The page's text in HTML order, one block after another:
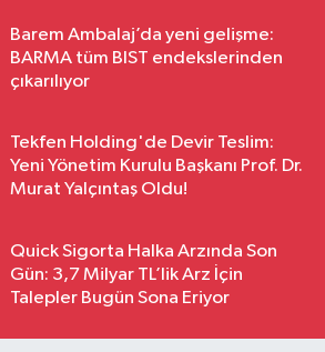
Barem Ambalaj’da yeni gelişme:
BARMA tüm BIST endekslerinden
çıkarılıyor
Tekfen Holding'de Devir Teslim:
Yeni Yönetim Kurulu Başkanı Prof. Dr.
Murat Yalçıntaş Oldu!
Quick Sigorta Halka Arzında Son
Gün: 3,7 Milyar TL’lik Arz İçin
Talepler Bugün Sona Eriyor